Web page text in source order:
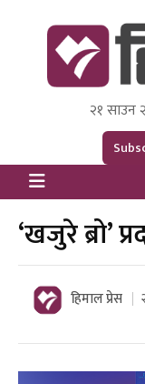
Himal Press
Dot २१ साउन
‘खजुरे ब्रो’
हिमाल प्रेस